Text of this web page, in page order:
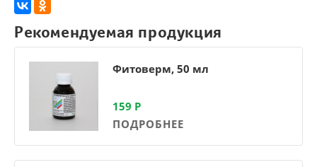
Рекомендуемая продукция
Фитоверм, 50 мл
159 Р
ПОДРОБНЕЕ